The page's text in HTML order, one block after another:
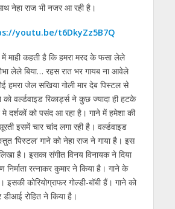
नेहा राज भी नजर आ रही है।
youtu.be/t6DkyZz5B7Q
में माही कहती है कि हमरा मरद के फसा लेले
लेले बिया… रहस रात भर गायब ना आवेले
हमरा जेल सखिया गोली मार देब पिस्टल से
वर्ल्डवाइड रिकार्ड्स ने कुछ ज्यादा ही हटके
दर्शकों को पसंद आ रहा है। गाने में हमेशा की
इसमें चार चांद लगा रही है। वर्ल्डवाइड
‘पिस्टल’ गाने को नेहा राज ने गाया है। इस
है। इसका संगीत विनय विनायक ने दिया
निर्माता रत्नाकर कुमार ने किया है। गाने के
इसकी कोरियोग्राफर गोल्डी-बॉबी हैं। गाने को
रोहित ने किया है।